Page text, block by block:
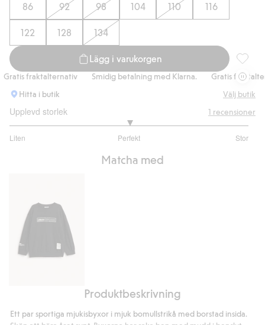
86 92 98 104 110 116
122 128 134
Lägg i varukorgen
fraktalternativ Smidig betalning med Klarna.
Gratis
Hitta i butik
Välj butik
Upplevd storlek
Liten Perfekt Stor
utav
1 recensioner
Matcha med
bomullstrikå
Produktbeskrivning
Ett par sportiga mjukisbyxor i mjuk bomullstrikå med borstad insida.